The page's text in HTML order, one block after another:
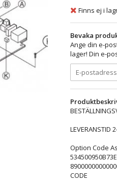
Finns ej i
Bevaka
Ange din e-
lager! Din e-
LEVERANSTID
Option Code
CODE